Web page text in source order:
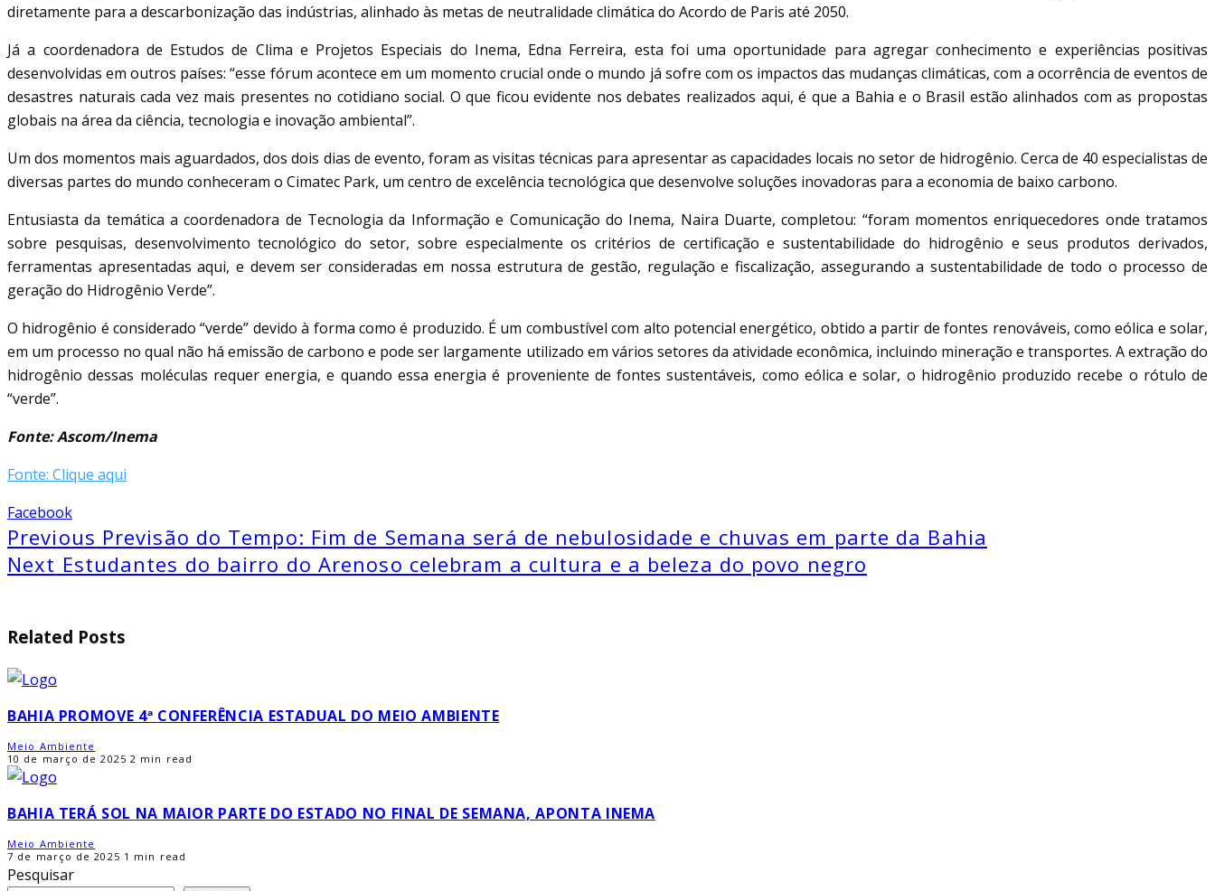
diretamente para a descarbonização das indústrias, alinhado às metas de neutralidade climática do Acordo de Paris até 2050.
Já a coordenadora de Estudos de Clima e Projetos Especiais do Inema, Edna Ferreira, esta foi uma oportunidade para agregar conhecimento e experiências positivas
desenvolvidas em outros países: “esse fórum acontece em um momento crucial onde o mundo já sofre com os impactos das mudanças climáticas, com a ocorrência de eventos de
desastres naturais cada vez mais presentes no cotidiano social. O que ficou evidente nos debates realizados aqui, é que a Bahia e o Brasil estão alinhados com as propostas
globais na área da ciência, tecnologia e inovação ambiental”.
Um dos momentos mais aguardados, dos dois dias de evento, foram as visitas técnicas para apresentar as capacidades locais no setor de hidrogênio. Cerca de 40 especialistas de
diversas partes do mundo conheceram o Cimatec Park, um centro de excelência tecnológica que desenvolve soluções inovadoras para a economia de baixo carbono.
Entusiasta da temática a coordenadora de Tecnologia da Informação e Comunicação do Inema, Naira Duarte, completou: “foram momentos enriquecedores onde tratamos
sobre pesquisas, desenvolvimento tecnológico do setor, sobre especialmente os critérios de certificação e sustentabilidade do hidrogênio e seus produtos derivados,
ferramentas apresentadas aqui, e devem ser consideradas em nossa estrutura de gestão, regulação e fiscalização, assegurando a sustentabilidade de todo o processo de
geração do Hidrogênio Verde”.
O hidrogênio é considerado “verde” devido à forma como é produzido. É um combustível com alto potencial energético, obtido a partir de fontes renováveis, como eólica e solar,
em um processo no qual não há emissão de carbono e pode ser largamente utilizado em vários setores da atividade econômica, incluindo mineração e transportes. A extração do
hidrogênio dessas moléculas requer energia, e quando essa energia é proveniente de fontes sustentáveis, como eólica e solar, o hidrogênio produzido recebe o rótulo de
“verde”.
Fonte: Ascom/Inema
Fonte: Clique aqui
Facebook
Previous Previsão do Tempo: Fim de Semana será de nebulosidade e chuvas em parte da Bahia
Next Estudantes do bairro do Arenoso celebram a cultura e a beleza do povo negro
Related Posts
BAHIA PROMOVE 4ª CONFERÊNCIA ESTADUAL DO MEIO AMBIENTE
Meio Ambiente
10 de março de 2025 2 min read
BAHIA TERÁ SOL NA MAIOR PARTE DO ESTADO NO FINAL DE SEMANA, APONTA INEMA
Meio Ambiente
7 de março de 2025 1 min read
Pesquisar